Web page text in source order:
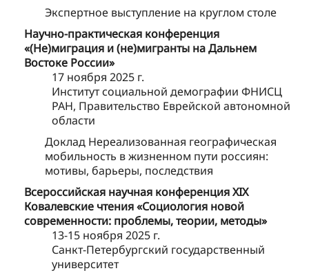
Экспертное выступление на круглом столе
Научно-практическая конференция
«(Не)миграция и (не)мигранты на Дальнем
Востоке России»
17 ноября 2025 г.
Институт социальной демографии ФНИСЦ
РАН, Правительство Еврейской автономной
области
Доклад Нереализованная географическая
мобильность в жизненном пути россиян:
мотивы, барьеры, последствия
Всероссийская научная конференция XIX
Ковалевские чтения «Социология новой
современности: проблемы, теории, методы»
13-15 ноября 2025 г.
Санкт-Петербургский государственный
университет